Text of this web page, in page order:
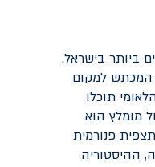
ביותר בישראל.
המכתש למקום
תוכלו
מומלץ הוא
המצפה: תצפית פנורמית
ההיסטוריה